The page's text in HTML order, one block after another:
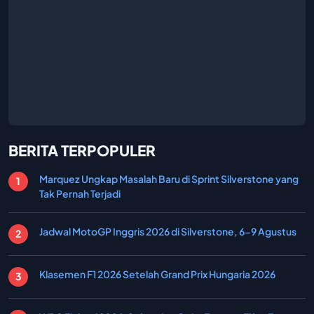
BERITA TERPOPULER
Marquez Ungkap Masalah Baru di Sprint Silverstone yang
Tak Pernah Terjadi
Jadwal MotoGP Inggris 2026 di Silverstone, 6-9 Agustus
Klasemen F1 2026 Setelah Grand Prix Hungaria 2026